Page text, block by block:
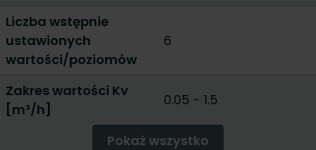
Liczba wstępnie
ustawionych
wartości/poziomów
6
Zakres wartości Kv
[m³/h]
0.05 - 1.5
Pokaż wszystko